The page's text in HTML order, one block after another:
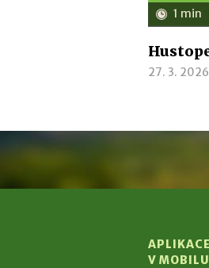
1 min
27. 3. 2026
V MOBILU